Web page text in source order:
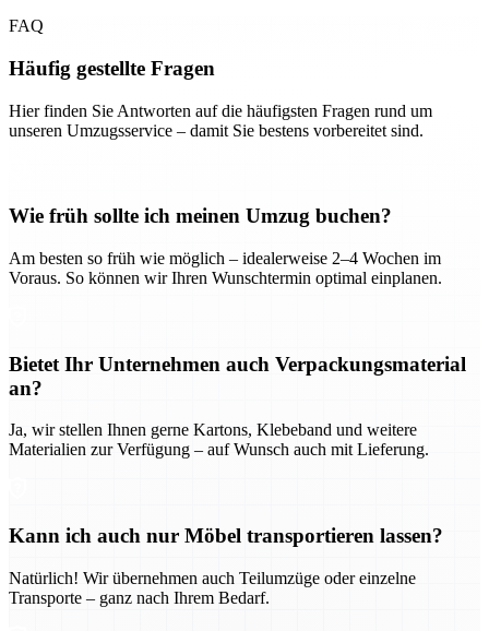
FAQ
Häufig gestellte Fragen
Hier finden Sie Antworten auf die häufigsten Fragen rund um
unseren Umzugsservice – damit Sie bestens vorbereitet sind.
Wie früh sollte ich meinen Umzug buchen?
Am besten so früh wie möglich – idealerweise 2–4 Wochen im
Voraus. So können wir Ihren Wunschtermin optimal einplanen.
Bietet Ihr Unternehmen auch Verpackungsmaterial
an?
Ja, wir stellen Ihnen gerne Kartons, Klebeband und weitere
Materialien zur Verfügung – auf Wunsch auch mit Lieferung.
Kann ich auch nur Möbel transportieren lassen?
Natürlich! Wir übernehmen auch Teilumzüge oder einzelne
Transporte – ganz nach Ihrem Bedarf.